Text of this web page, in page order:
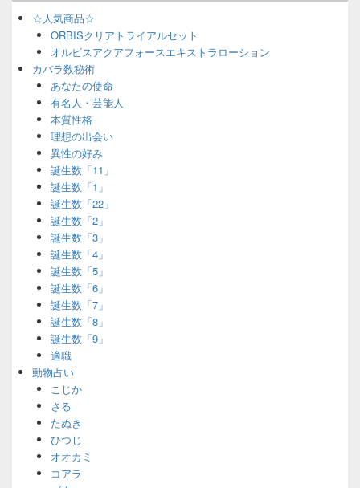
☆人気商品☆
ORBISクリアトライアルセット
オルビスアクアフォースエキストラローション
カバラ数秘術
あなたの使命
有名人・芸能人
本質性格
理想の出会い
異性の好み
誕生数「11」
誕生数「1」
誕生数「22」
誕生数「2」
誕生数「3」
誕生数「4」
誕生数「5」
誕生数「6」
誕生数「7」
誕生数「8」
誕生数「9」
適職
動物占い
こじか
さる
たぬき
ひつじ
オオカミ
コアラ